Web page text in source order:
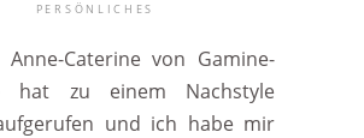
PERSÖNLICHES
Caterine von Gamine-
hat zu einem Nachstyle
und ich habe mir